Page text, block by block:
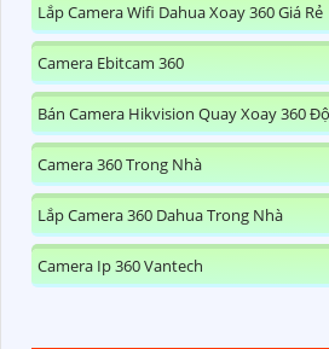
Lắp Camera Wifi Dahua Xoay 360 Giá Rẻ
Camera Ebitcam 360
Bán Camera Hikvision Quay Xoay 360 Độ
Camera 360 Trong Nhà
Lắp Camera 360 Dahua Trong Nhà
Camera Ip 360 Vantech